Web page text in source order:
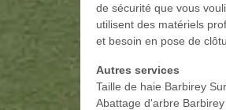
de sécurité que vous
utilisent des matériels
et besoin en pose de
Autres services
Taille de haie Barbirey
Abattage d'arbre